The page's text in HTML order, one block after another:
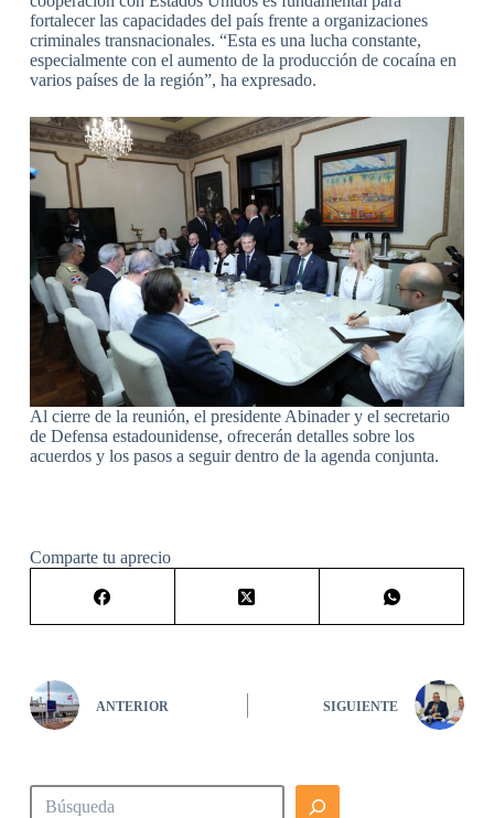
fortalecer las capacidades del país frente a organizaciones
criminales transnacionales. “Esta es una lucha constante,
especialmente con el aumento de la producción de cocaína en
varios países de la región”, ha expresado.
Al cierre de la reunión, el presidente Abinader y el secretario
de Defensa estadounidense, ofrecerán detalles sobre los
acuerdos y los pasos a seguir dentro de la agenda conjunta.
Comparte tu aprecio
ANTERIOR SIGUIENTE
Buscar